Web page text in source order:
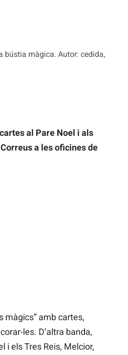
bústia màgica. Autor: cedida,
al Pare Noel i als
a les oficines de
màgics” amb cartes,
les. D’altra banda,
i els Tres Reis, Melcior,